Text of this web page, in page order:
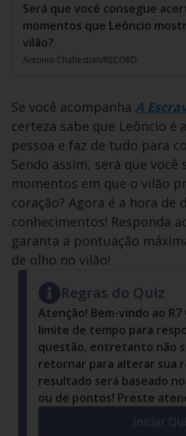
Será que você consegue
momentos que Leôncio
vilão?
Antonio Chahestian/RECORD
Se você acompanha A
certeza sabe que Leôncio é
pessoa e faz de tudo para
Sendo assim, será que você
momentos em que o vilão
coração? Agora é a hora de
conhecimentos! Responda
garanta a pontuação
de olho no vilão!
Regras do Quiz
Atenção! Bem-vindo ao R7
limite de tempo para
questão, entretanto não
retornar para alterar sua
resultado será baseado
ou de pontos! Preste
Iniciar